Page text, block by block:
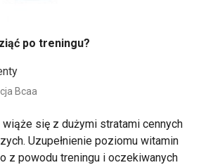
po treningu?
Bcaa
się z dużymi stratami cennych
Uzupełnienie poziomu witamin
z powodu treningu i oczekiwanych